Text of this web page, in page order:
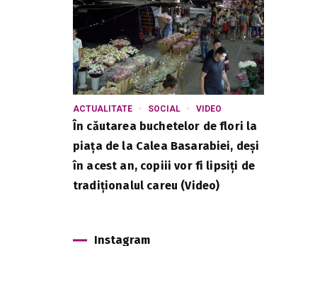
ACTUALITATE SOCIAL VIDEO
În căutarea buchetelor de flori la
piața de la Calea Basarabiei, deși
în acest an, copiii vor fi lipsiți de
tradiționalul careu (Video)
Instagram